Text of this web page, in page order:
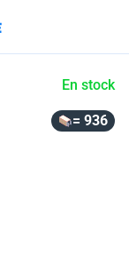
En stock
= 936